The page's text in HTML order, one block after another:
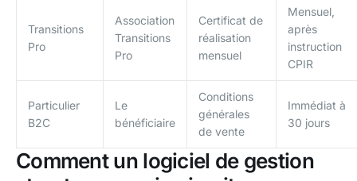
Transitions
Pro
Association
Transitions
Pro
Certificat de
réalisation
mensuel
Mensuel,
après
instruction
CPIR
Particulier
B2C
Le
bénéficiaire
Conditions
générales
de vente
Immédiat à
30 jours
Comment un logiciel de gestion